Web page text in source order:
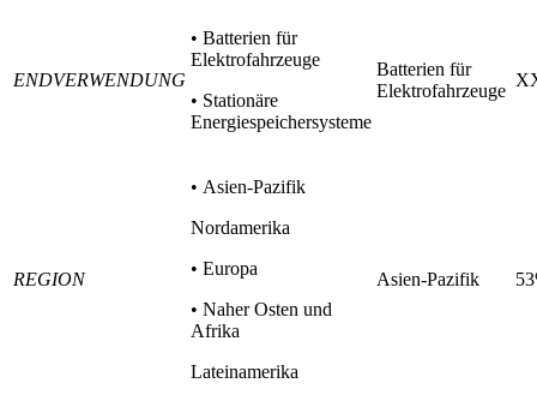
ENDVERWENDUNG
• Batterien für
Elektrofahrzeuge
• Stationäre
Energiespeichersysteme
Batterien für
Elektrofahrzeuge
REGION
• Asien-Pazifik
Nordamerika
• Europa
• Naher Osten und
Afrika
Lateinamerika
Asien-Pazifik